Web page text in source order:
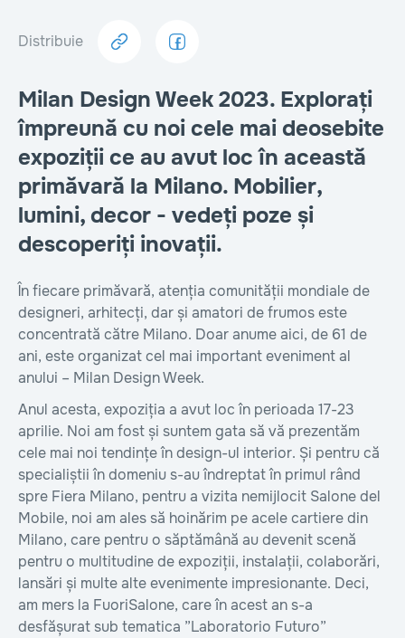
Distribuie
Milan Design Week 2023. Explorați
împreună cu noi cele mai deosebite
expoziții ce au avut loc în această
primăvară la Milano. Mobilier,
lumini, decor - vedeți poze și
descoperiți inovații.
În fiecare primăvară, atenția comunității mondiale de
designeri, arhitecți, dar și amatori de frumos este
concentrată către Milano. Doar anume aici, de 61 de
ani, este organizat cel mai important eveniment al
anului – Milan Design Week.
Anul acesta, expoziția a avut loc în perioada 17-23
aprilie. Noi am fost și suntem gata să vă prezentăm
сele mai noi tendințe în design-ul interior. Și pentru că
specialiștii în domeniu s-au îndreptat în primul rând
spre Fiera Milano, pentru a vizita nemijlocit Salone del
Mobile, noi am ales să hoinărim pe acele cartiere din
Milano, care pentru o săptămână au devenit scenă
pentru o multitudine de expoziții, instalații, colaborări,
lansări și multe alte evenimente impresionante. Deci,
am mers la FuoriSalone, care în acest an s-a
desfășurat sub tematica ”Laboratorio Futuro”